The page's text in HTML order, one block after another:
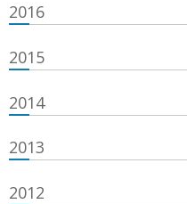
2016
2015
2014
2013
2012